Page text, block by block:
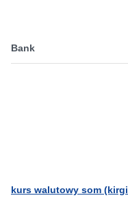
Bank
kurs walutowy som